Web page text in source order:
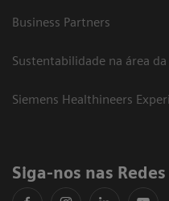
Business Partners
Sustentabilidade na área
Siemens Healthineers
Siga-nos nas